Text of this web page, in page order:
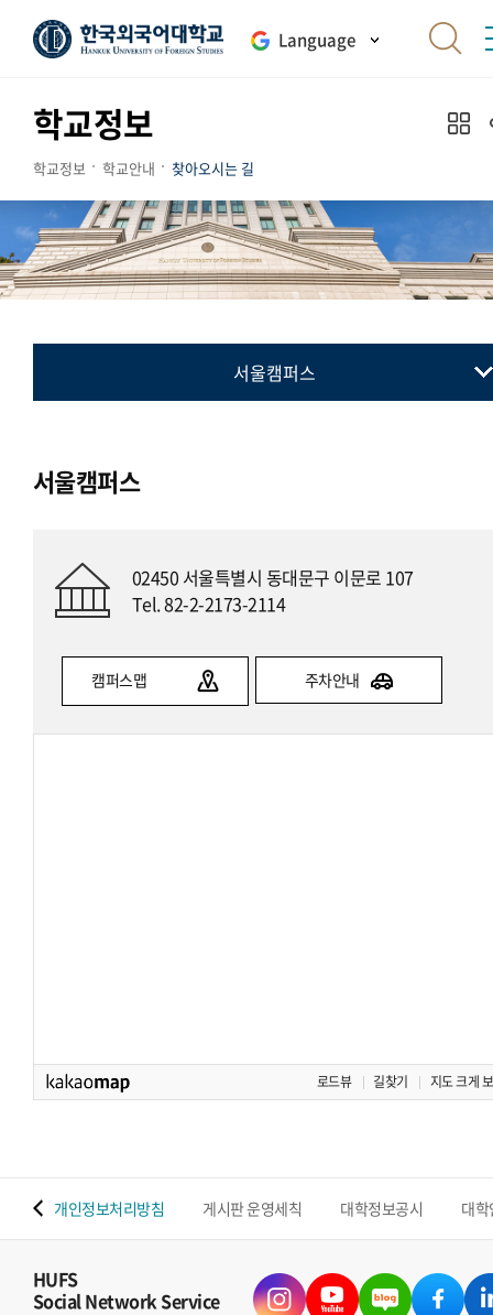
Language
학교정보
학교정보 학교안내 찾아오시는 길
서울캠퍼스
서울캠퍼스
02450 서울특별시 동대문구 이문로 107
Tel. 82-2-2173-2114
캠퍼스맵 주차안내
로드뷰 길찾기 지도 크게
개인정보처리방침 게시판 운영세칙 대학정보공시 대
HUFS
Social Network Service